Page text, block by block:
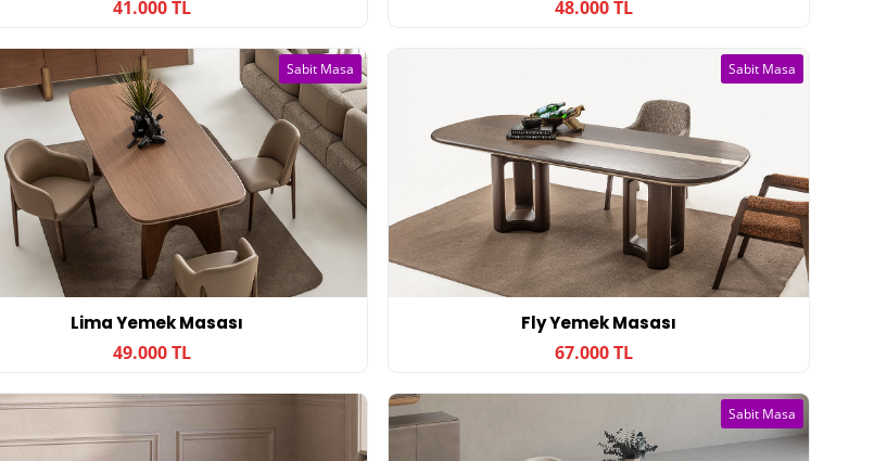
41.000 TL 48.000 TL
Lima Yemek Masası
49.000 TL
Sabit Masa
Fly Yemek Masası
67.000 TL
Sabit Masa
Sabit Masa